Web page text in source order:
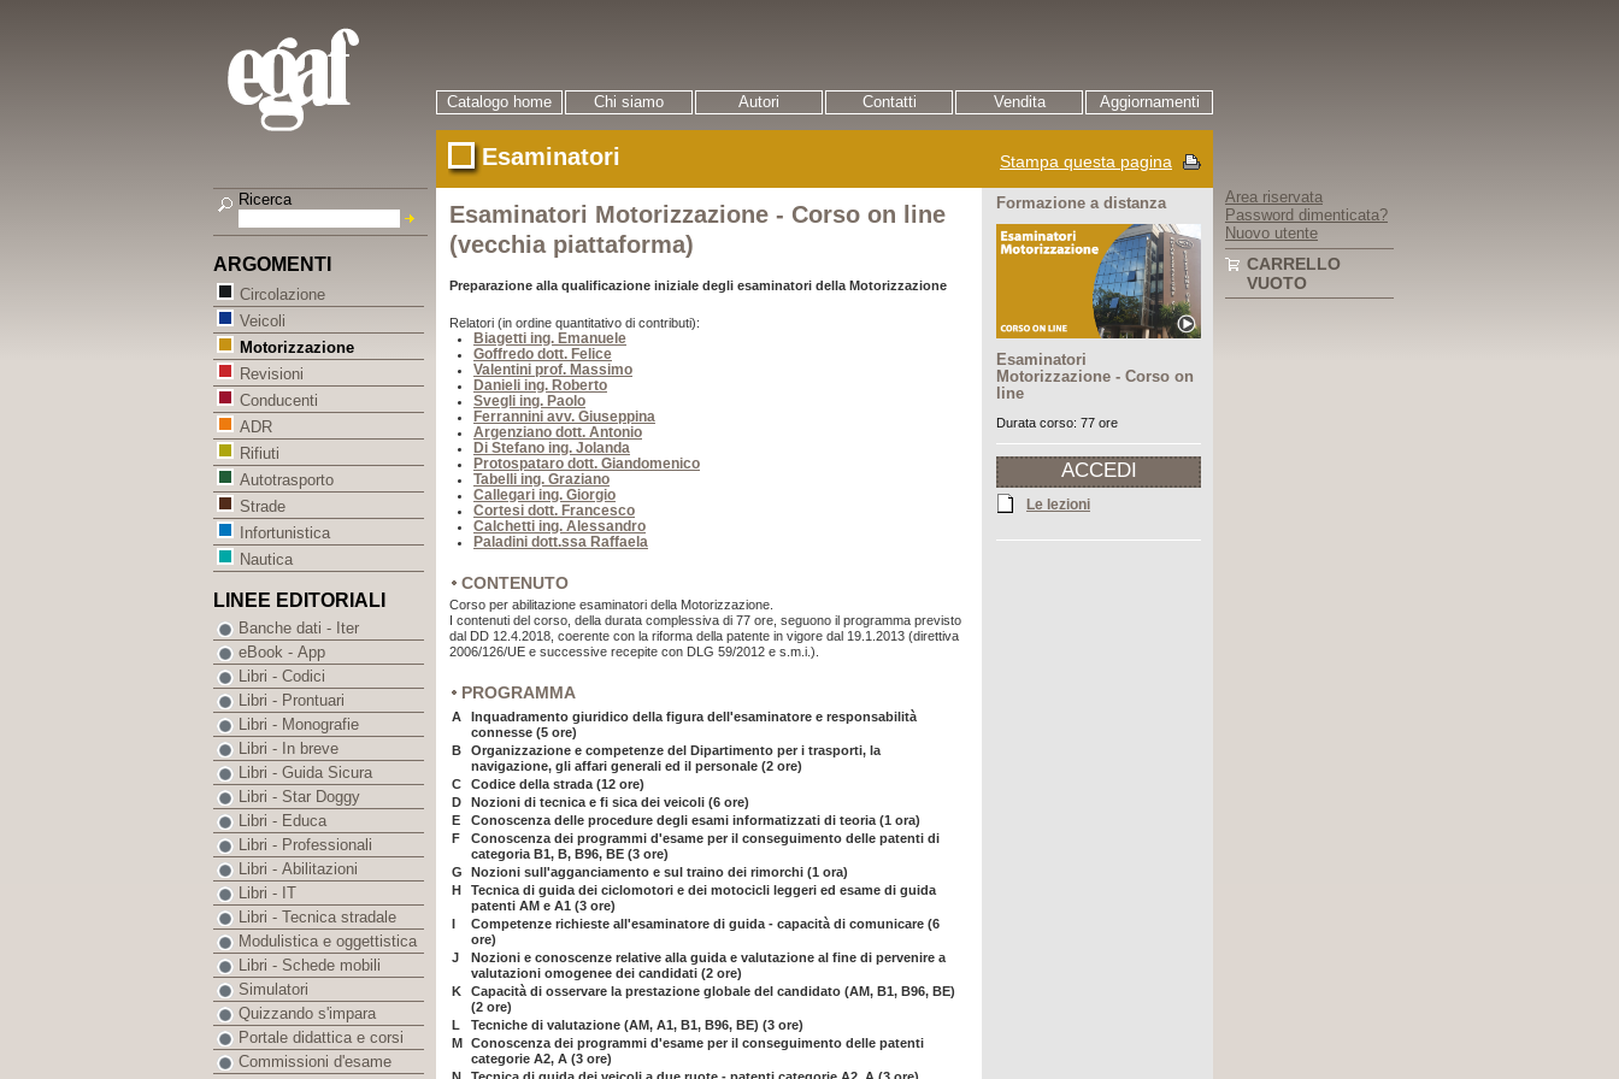
Catalogo home Chi siamo Autori Contatti Vendita Aggiornamenti
Esaminatori Stampa questa pagina
Esaminatori Motorizzazione - Corso on line
(vecchia piattaforma)
Preparazione alla qualificazione iniziale degli esaminatori della Motorizzazione
Relatori (in ordine quantitativo di contributi):
Biagetti ing. Emanuele
Goffredo dott. Felice
Valentini prof. Massimo
Danieli ing. Roberto
Svegli ing. Paolo
Ferrannini avv. Giuseppina
Argenziano dott. Antonio
Di Stefano ing. Jolanda
Protospataro dott. Giandomenico
Tabelli ing. Graziano
Callegari ing. Giorgio
Cortesi dott. Francesco
Calchetti ing. Alessandro
Paladini dott.ssa Raffaela
CONTENUTO
Corso per abilitazione esaminatori della Motorizzazione.
I contenuti del corso, della durata complessiva di 77 ore, seguono il programma previsto
dal DD 12.4.2018, coerente con la riforma della patente in vigore dal 19.1.2013 (direttiva
2006/126/UE e successive recepite con DLG 59/2012 e s.m.i.).
PROGRAMMA
A
Inquadramento giuridico della figura dell'esaminatore e responsabilità
connesse (5 ore)
B
Organizzazione e competenze del Dipartimento per i trasporti, la
navigazione, gli affari generali ed il personale (2 ore)
C
Codice della strada (12 ore)
D
Nozioni di tecnica e fi sica dei veicoli (6 ore)
E
Conoscenza delle procedure degli esami informatizzati di teoria (1 ora)
F
Conoscenza dei programmi d'esame per il conseguimento delle patenti di
categoria B1, B, B96, BE (3 ore)
G
Nozioni sull'agganciamento e sul traino dei rimorchi (1 ora)
H
Tecnica di guida dei ciclomotori e dei motocicli leggeri ed esame di guida
patenti AM e A1 (3 ore)
I
Competenze richieste all'esaminatore di guida - capacità di comunicare (6
ore)
J
Nozioni e conoscenze relative alla guida e valutazione al fine di pervenire a
valutazioni omogenee dei candidati (2 ore)
K
Capacità di osservare la prestazione globale del candidato (AM, B1, B96, BE)
(2 ore)
L
Tecniche di valutazione (AM, A1, B1, B96, BE) (3 ore)
M Conoscenza dei programmi d'esame per il conseguimento delle patenti
categorie A2, A (3 ore)
Formazione a distanza
Esaminatori
Motorizzazione - Corso on
line
Durata corso: 77 ore
ACCEDI
Le lezioni
Ricerca
ARGOMENTI
Circolazione
Veicoli
Motorizzazione
Revisioni
Conducenti
ADR
Rifiuti
Autotrasporto
Strade
Infortunistica
Nautica
LINEE EDITORIALI
Banche dati - Iter
eBook - App
Libri - Codici
Libri - Prontuari
Libri - Monografie
Libri - In breve
Libri - Guida Sicura
Libri - Star Doggy
Libri - Educa
Libri - Professionali
Libri - Abilitazioni
Libri - IT
Libri - Tecnica stradale
Modulistica e oggettistica
Libri - Schede mobili
Simulatori
Quizzando s'impara
Portale didattica e corsi
Commissioni d'esame
Area riservata
Password dimenticata?
Nuovo utente
CARRELLO
VUOTO